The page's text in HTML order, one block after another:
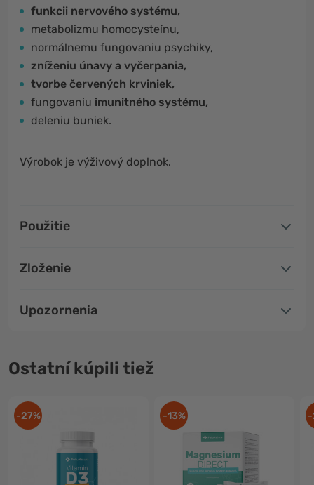
funkcii nervového systému,
metabolizmu homocysteínu,
normálnemu fungovaniu psychiky,
zníženiu únavy a vyčerpania,
tvorbe červených krviniek,
fungovaniu imunitného systému,
deleniu buniek.
Výrobok je výživový doplnok.
Použitie
Zloženie
Upozornenia
Ostatní kúpili tiež
-27% -13% -